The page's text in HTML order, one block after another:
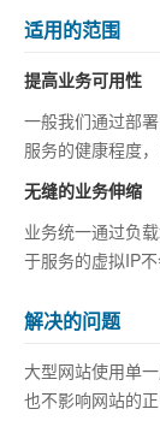
适用的范围
提高业务可用性
一般我们通过部
服务的健康程度
无缝的业务伸缩
业务统一通过负
于服务的虚拟IP
解决的问题
大型网站使用单
也不影响网站的正